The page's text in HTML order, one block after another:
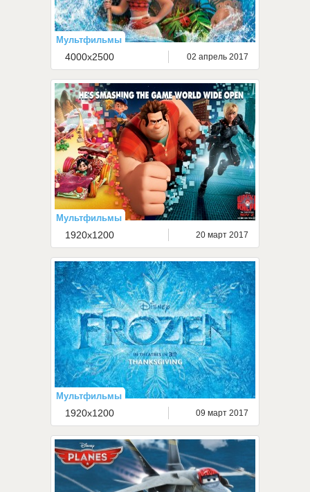
Мультфильмы
4000x2500 02 апрель 2017
Мультфильмы
1920x1200 20 март 2017
Мультфильмы
1920x1200 09 март 2017